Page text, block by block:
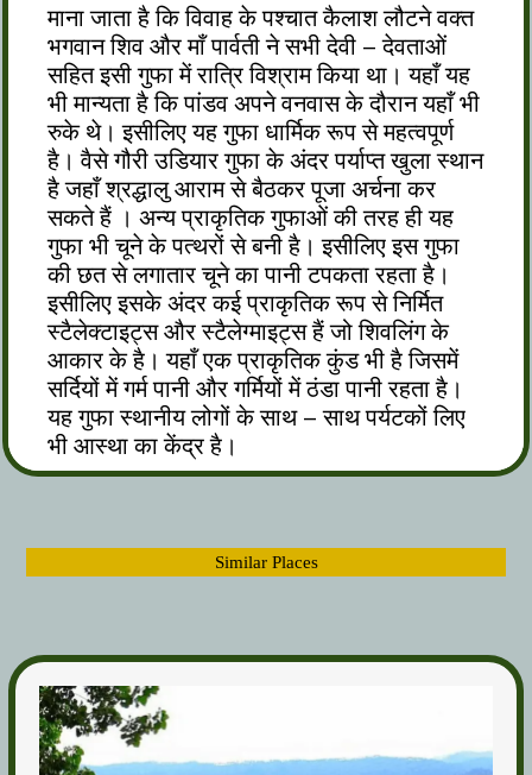
माना जाता है कि विवाह के पश्चात कैलाश लौटने वक्त
भगवान शिव और माँ पार्वती ने सभी देवी – देवताओं
सहित इसी गुफा में रात्रि विश्राम किया था। यहाँ यह
भी मान्यता है कि पांडव अपने वनवास के दौरान यहाँ भी
रुके थे। इसीलिए यह गुफा धार्मिक रूप से महत्वपूर्ण
है। वैसे गौरी उडियार गुफा के अंदर पर्याप्त खुला स्थान
है जहाँ श्रद्धालु आराम से बैठकर पूजा अर्चना कर
सकते हैं । अन्य प्राकृतिक गुफाओं की तरह ही यह
गुफा भी चूने के पत्थरों से बनी है। इसीलिए इस गुफा
की छत से लगातार चूने का पानी टपकता रहता है।
इसीलिए इसके अंदर कई प्राकृतिक रूप से निर्मित
स्टैलेक्टाइट्स और स्टैलेग्माइट्स हैं जो शिवलिंग के
आकार के है। यहाँ एक प्राकृतिक कुंड भी है जिसमें
सर्दियों में गर्म पानी और गर्मियों में ठंडा पानी रहता है।
यह गुफा स्थानीय लोगों के साथ – साथ पर्यटकों लिए
भी आस्था का केंद्र है।
Similar Places